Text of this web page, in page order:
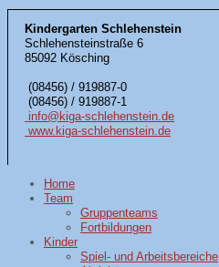
Kindergarten Schlehenstein
Schlehensteinstraße 6
85092 Kösching
(08456) / 919887-0
(08456) / 919887-1
info@kiga-schlehenstein.de
www.kiga-schlehenstein.de
Home
Team
Gruppenteams
Fortbildungen
Kinder
Spiel- und Arbeitsbereiche